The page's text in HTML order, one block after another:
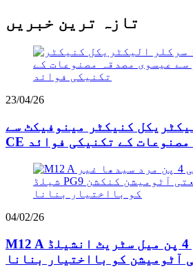
تازہ ترین خبریں
23/04/26
کنیکٹر مینوفیکٹ سے
04/02/26
M12 A کوڈ اسمبلی 4 پن میل سٹریٹ انشیلڈ PG9